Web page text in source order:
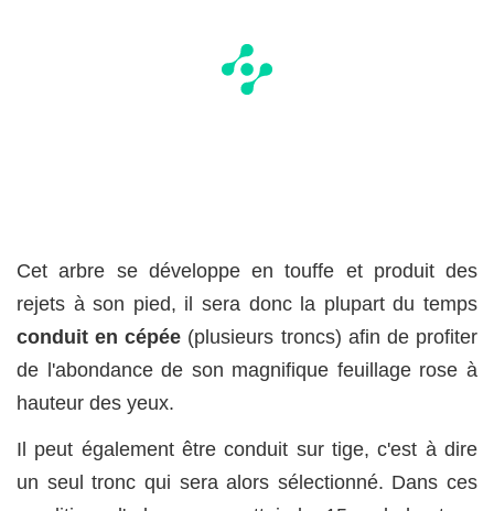
Cet arbre se développe en touffe et produit des
rejets à son pied, il sera donc la plupart du temps
conduit en cépée (plusieurs troncs) afin de profiter
de l'abondance de son magnifique feuillage rose à
hauteur des yeux.
Il peut également être conduit sur tige, c'est à dire
un seul tronc qui sera alors sélectionné. Dans ces